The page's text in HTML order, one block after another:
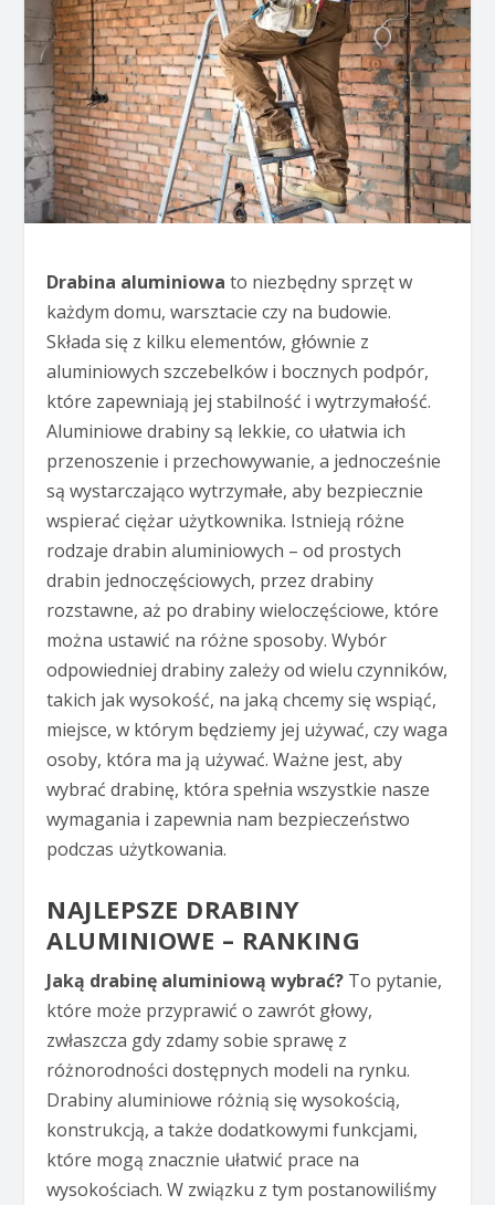
Drabina aluminiowa to niezbędny sprzęt w
każdym domu, warsztacie czy na budowie.
Składa się z kilku elementów, głównie z
aluminiowych szczebelków i bocznych podpór,
które zapewniają jej stabilność i wytrzymałość.
Aluminiowe drabiny są lekkie, co ułatwia ich
przenoszenie i przechowywanie, a jednocześnie
są wystarczająco wytrzymałe, aby bezpiecznie
wspierać ciężar użytkownika. Istnieją różne
rodzaje drabin aluminiowych – od prostych
drabin jednoczęściowych, przez drabiny
rozstawne, aż po drabiny wieloczęściowe, które
można ustawić na różne sposoby. Wybór
odpowiedniej drabiny zależy od wielu czynników,
takich jak wysokość, na jaką chcemy się wspiąć,
miejsce, w którym będziemy jej używać, czy waga
osoby, która ma ją używać. Ważne jest, aby
wybrać drabinę, która spełnia wszystkie nasze
wymagania i zapewnia nam bezpieczeństwo
podczas użytkowania.
NAJLEPSZE DRABINY
ALUMINIOWE – RANKING
Jaką drabinę aluminiową wybrać? To pytanie,
które może przyprawić o zawrót głowy,
zwłaszcza gdy zdamy sobie sprawę z
różnorodności dostępnych modeli na rynku.
Drabiny aluminiowe różnią się wysokością,
konstrukcją, a także dodatkowymi funkcjami,
które mogą znacznie ułatwić prace na
wysokościach. W związku z tym postanowiliśmy